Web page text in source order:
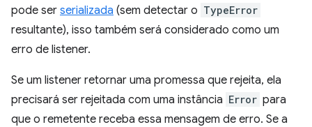
pode ser serializada (sem detectar o TypeError
resultante), isso também será considerado como um
erro de listener.
Se um listener retornar uma promessa que rejeita, ela
precisará ser rejeitada com uma instância Error para
que o remetente receba essa mensagem de erro. Se a